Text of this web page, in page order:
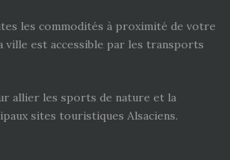
les commodités à proximité de votre
ville est accessible par les transports
allier les sports de nature et la
sites touristiques Alsaciens.